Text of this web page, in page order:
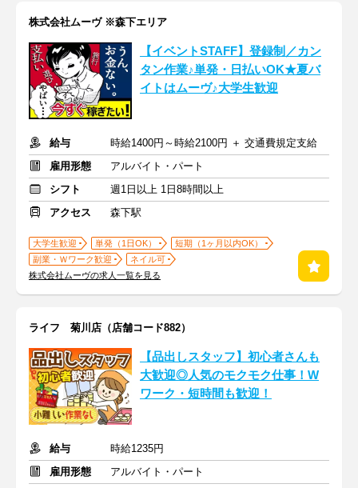
株式会社ムーヴ ※森下エリア
【イベントSTAFF】登録制／カン
タン作業♪単発・日払いOK★夏バ
イトはムーヴ♪大学生歓迎
給与
時給1400円～時給2100円 ＋ 交通費規定支給
雇用形態
アルバイト・パート
シフト
週1日以上 1日8時間以上
アクセス
森下駅
大学生歓迎 単発（1日OK）
短期（1ヶ月以内OK）
副業・Ｗワーク歓迎
ネイル可
株式会社ムーヴの求人一覧を見る
ライフ 菊川店（店舗コード882）
【品出しスタッフ】初心者さんも
大歓迎◎人気のモクモク仕事！W
ワーク・短時間も歓迎！
給与
時給1235円
雇用形態
アルバイト・パート